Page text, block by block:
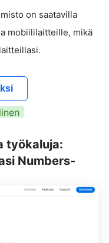
on saatavilla
mobiililaitteille, mikä
työkaluja:
Numbers-